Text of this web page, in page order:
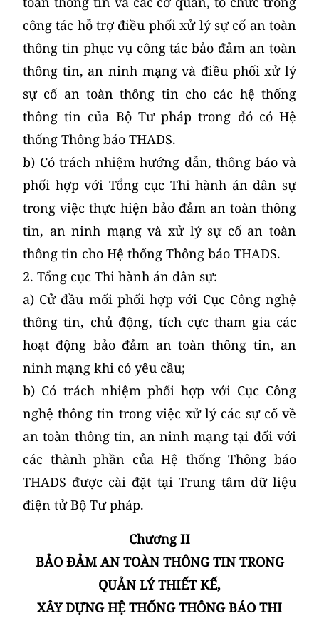
công tác hỗ trợ điều phối xử lý sự cố an toàn
thông tin phục vụ công tác bảo đảm an toàn
thông tin, an ninh mạng và điều phối xử lý
sự cố an toàn thông tin cho các hệ thống
thông tin của Bộ Tư pháp trong đó có Hệ
thống Thông báo THADS.
b) Có trách nhiệm hướng dẫn, thông báo và
phối hợp với Tổng cục Thi hành án dân sự
trong việc thực hiện bảo đảm an toàn thông
tin, an ninh mạng và xử lý sự cố an toàn
thông tin cho Hệ thống Thông báo THADS.
2. Tổng cục Thi hành án dân sự:
a) Cử đầu mối phối hợp với Cục Công nghệ
thông tin, chủ động, tích cực tham gia các
hoạt động bảo đảm an toàn thông tin, an
ninh mạng khi có yêu cầu;
b) Có trách nhiệm phối hợp với Cục Công
nghệ thông tin trong việc xử lý các sự cố về
an toàn thông tin, an ninh mạng tại đối với
các thành phần của Hệ thống Thông báo
THADS được cài đặt tại Trung tâm dữ liệu
điện tử Bộ Tư pháp.
Chương II
BẢO ĐẢM AN TOÀN THÔNG TIN TRONG
QUẢN LÝ THIẾT KẾ,
XÂY DỰNG HỆ THỐNG THÔNG BÁO THI